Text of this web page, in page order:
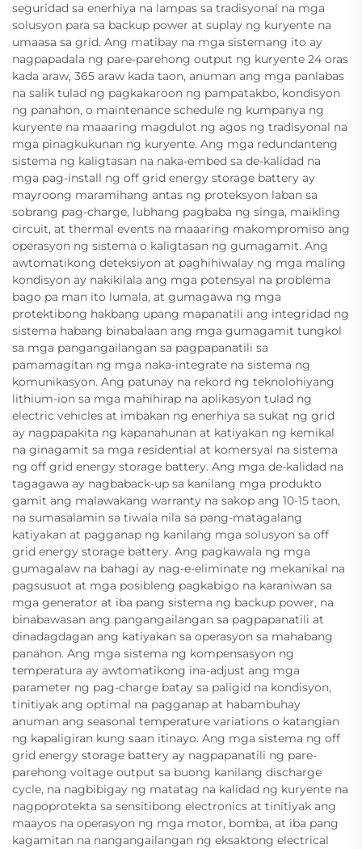
seguridad sa enerhiya na lampas sa tradisyonal na mga
solusyon para sa backup power at suplay ng kuryente na
umaasa sa grid. Ang matibay na mga sistemang ito ay
nagpapadala ng pare-parehong output ng kuryente 24 oras
kada araw, 365 araw kada taon, anuman ang mga panlabas
na salik tulad ng pagkakaroon ng pampatakbo, kondisyon
ng panahon, o maintenance schedule ng kumpanya ng
kuryente na maaaring magdulot ng agos ng tradisyonal na
mga pinagkukunan ng kuryente. Ang mga redundanteng
sistema ng kaligtasan na naka-embed sa de-kalidad na
mga pag-install ng off grid energy storage battery ay
mayroong maramihang antas ng proteksyon laban sa
sobrang pag-charge, lubhang pagbaba ng singa, maikling
circuit, at thermal events na maaaring makompromiso ang
operasyon ng sistema o kaligtasan ng gumagamit. Ang
awtomatikong deteksiyon at paghihiwalay ng mga maling
kondisyon ay nakikilala ang mga potensyal na problema
bago pa man ito lumala, at gumagawa ng mga
protektibong hakbang upang mapanatili ang integridad ng
sistema habang binabalaan ang mga gumagamit tungkol
sa mga pangangailangan sa pagpapanatili sa
pamamagitan ng mga naka-integrate na sistema ng
komunikasyon. Ang patunay na rekord ng teknolohiyang
lithium-ion sa mga mahihirap na aplikasyon tulad ng
electric vehicles at imbakan ng enerhiya sa sukat ng grid
ay nagpapakita ng kapanahunan at katiyakan ng kemikal
na ginagamit sa mga residential at komersyal na sistema
ng off grid energy storage battery. Ang mga de-kalidad na
tagagawa ay nagbaback-up sa kanilang mga produkto
gamit ang malawakang warranty na sakop ang 10-15 taon,
na sumasalamin sa tiwala nila sa pang-matagalang
katiyakan at pagganap ng kanilang mga solusyon sa off
grid energy storage battery. Ang pagkawala ng mga
gumagalaw na bahagi ay nag-e-eliminate ng mekanikal na
pagsusuot at mga posibleng pagkabigo na karaniwan sa
mga generator at iba pang sistema ng backup power, na
binabawasan ang pangangailangan sa pagpapanatili at
dinadagdagan ang katiyakan sa operasyon sa mahabang
panahon. Ang mga sistema ng kompensasyon ng
temperatura ay awtomatikong ina-adjust ang mga
parameter ng pag-charge batay sa paligid na kondisyon,
tinitiyak ang optimal na pagganap at habambuhay
anuman ang seasonal temperature variations o katangian
ng kapaligiran kung saan itinayo. Ang mga sistema ng off
grid energy storage battery ay nagpapanatili ng pare-
parehong voltage output sa buong kanilang discharge
cycle, na nagbibigay ng matatag na kalidad ng kuryente na
nagpoprotekta sa sensitibong electronics at tinitiyak ang
maayos na operasyon ng mga motor, bomba, at iba pang
kagamitan na nangangailangan ng eksaktong electrical